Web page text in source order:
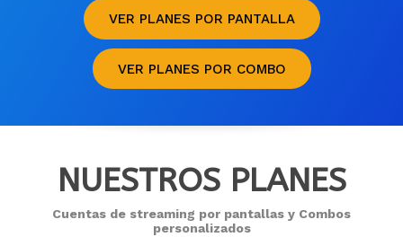
VER PLANES POR PANTALLA
VER PLANES POR COMBO
NUESTROS PLANES
Cuentas de streaming por pantallas y Combos
personalizados